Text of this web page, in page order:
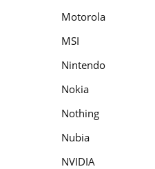
Motorola
MSI
Nintendo
Nokia
Nothing
Nubia
NVIDIA